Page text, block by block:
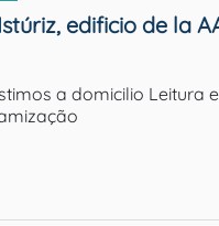
edificio de la
a domicilio